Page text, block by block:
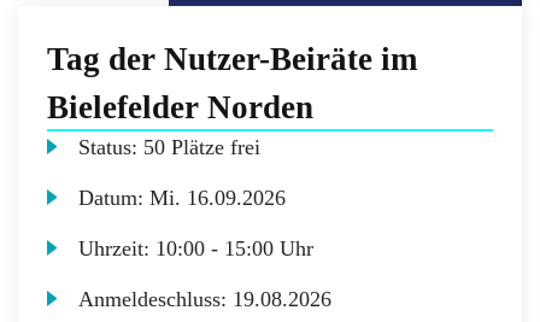
Tag der Nutzer-Beiräte im
Bielefelder Norden
Status: 50 Plätze frei
Datum:Mi. 16.09.2026
Uhrzeit: 10:00 - 15:00 Uhr
Anmeldeschluss: 19.08.2026